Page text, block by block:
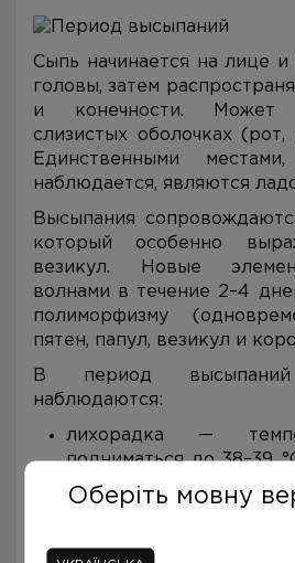
Сыпь начинается на лице и
головы, затем
и конечности. Может
слизистых оболочках
Единственными
наблюдается, являются
Высыпания
который особенно
везикул. Новые
волнами в течение 2–4
полиморфизму
пятен, папул, везикул и
В период
наблюдаются:
лихорадка —
подниматься до 38–39
появления новых
слабость и
снижение аппетита —
Оберіть мовну